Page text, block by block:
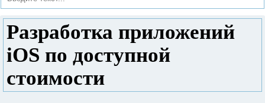
Разработка приложений
iOS по доступной
стоимости